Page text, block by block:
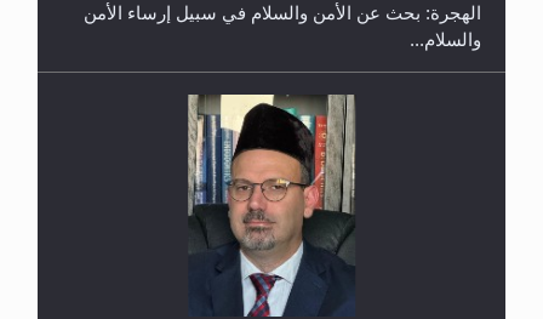
حفل توزيع الشهادات في الجامعة الأحمدية بنيجيريا لعام